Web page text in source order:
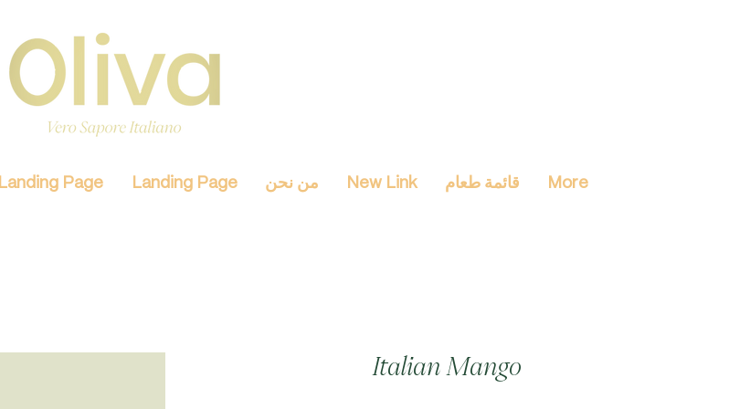
Landing Page Landing Page من نحن New Link قائمة طعام More
Italian Mango